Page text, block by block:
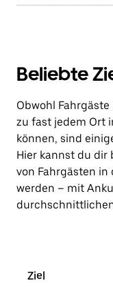
Beliebte
Obwohl
zu fast jedem Ort
können, sind
Hier kannst du dir
von Fahrgästen
werden – mit
Ziel